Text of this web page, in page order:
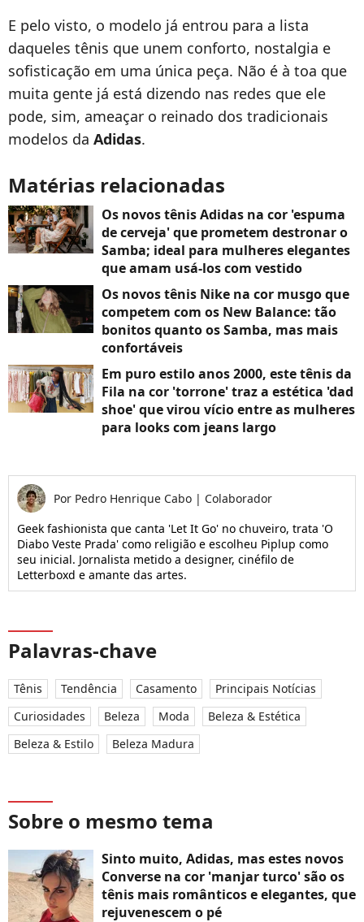
E pelo visto, o modelo já entrou para a lista
daqueles tênis que unem conforto, nostalgia e
sofisticação em uma única peça. Não é à toa que
muita gente já está dizendo nas redes que ele
pode, sim, ameaçar o reinado dos tradicionais
modelos da Adidas.
Matérias relacionadas
Os novos tênis Adidas na cor 'espuma
de cerveja' que prometem destronar o
Samba; ideal para mulheres elegantes
que amam usá-los com vestido
Os novos tênis Nike na cor musgo que
competem com os New Balance: tão
bonitos quanto os Samba, mas mais
confortáveis
Em puro estilo anos 2000, este tênis da
Fila na cor 'torrone' traz a estética 'dad
shoe' que virou vício entre as mulheres
para looks com jeans largo
Por Pedro Henrique Cabo | Colaborador
Geek fashionista que canta 'Let It Go' no chuveiro, trata 'O
Diabo Veste Prada' como religião e escolheu Piplup como
seu inicial. Jornalista metido a designer, cinéfilo de
Letterboxd e amante das artes.
Palavras-chave
Tênis Tendência Casamento
Principais Notícias
Curiosidades
Beleza Moda
Beleza & Estética
Beleza & Estilo
Beleza Madura
Sobre o mesmo tema
Sinto muito, Adidas, mas estes novos
Converse na cor 'manjar turco' são os
tênis mais românticos e elegantes, que
rejuvenescem o pé